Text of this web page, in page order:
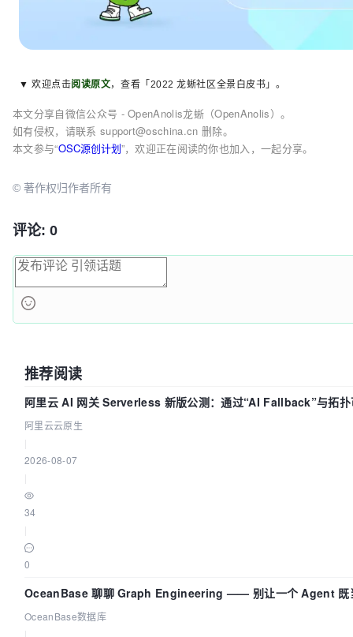
▼ 欢迎点击阅读原文，查看「 2022 龙蜥社区全景白皮书 」。
本文分享自微信公众号 - OpenAnolis龙蜥（OpenAnolis）。
如有侵权，请联系 support@oschina.cn 删除。
本文参与“OSC源创计划”，欢迎正在阅读的你也加入，一起分享。
© 著作权归作者所有
评论: 0
推荐阅读
阿里云 AI 网关 Serverless 新版公测：通过“AI Fallback”与拓
阿里云云原生
2026-08-07
34
0
OceanBase 聊聊 Graph Engineering —— 别让一个 Agent 既
OceanBase数据库